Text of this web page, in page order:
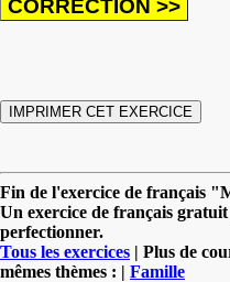
Fin de l'exercice de français
Un exercice de français
perfectionner.
Tous les exercices | Plus de
mêmes thèmes : | Famille